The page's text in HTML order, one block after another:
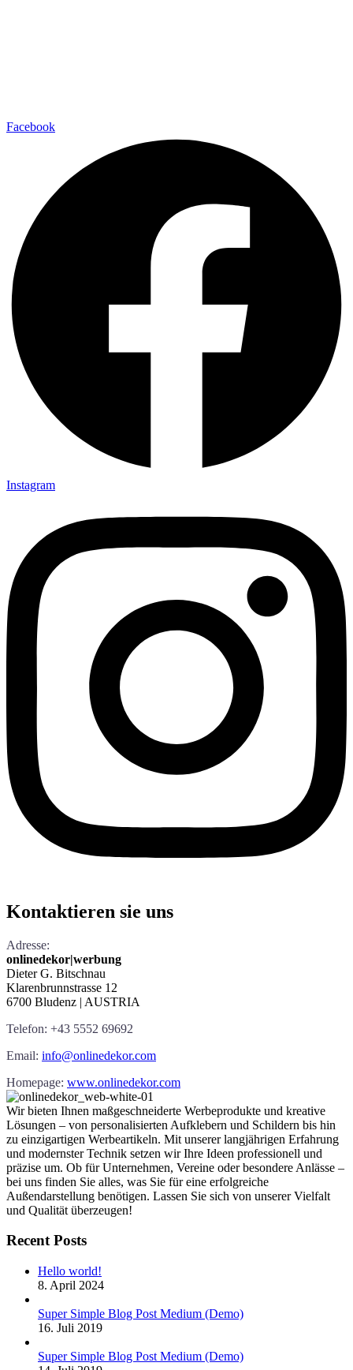
Facebook
Instagram
Kontaktieren sie uns
Adresse:
onlinedekor|werbung
Dieter G. Bitschnau
Klarenbrunnstrasse 12
6700 Bludenz | AUSTRIA
Telefon: +43 5552 69692
Email: info@onlinedekor.com
Homepage: www.onlinedekor.com
Wir bieten Ihnen maßgeschneiderte Werbeprodukte und kreative
Lösungen – von personalisierten Aufklebern und Schildern bis hin
zu einzigartigen Werbeartikeln. Mit unserer langjährigen Erfahrung
und modernster Technik setzen wir Ihre Ideen professionell und
präzise um. Ob für Unternehmen, Vereine oder besondere Anlässe –
bei uns finden Sie alles, was Sie für eine erfolgreiche
Außendarstellung benötigen. Lassen Sie sich von unserer Vielfalt
und Qualität überzeugen!
Recent Posts
Hello world!
8. April 2024
Super Simple Blog Post Medium (Demo)
16. Juli 2019
Super Simple Blog Post Medium (Demo)